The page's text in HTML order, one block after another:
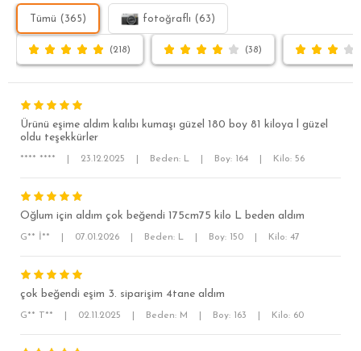
SÜPER SLİM FİT
MODERN SLİM FİT
RELAX FİT
OVERSİZE
Tümü (365) fotoğraflı (63)
(218) (38)
Ürünü eşime aldım kalıbı kumaşı güzel 180 boy 81 kiloya l güzel
oldu teşekkürler
**** **** 23.12.2025 Beden: L Boy: 164 Kilo: 56
Oğlum için aldım çok beğendi 175cm75 kilo L beden aldım
G** İ** 07.01.2026 Beden: L Boy: 150 Kilo: 47
çok beğendi eşim 3. siparişim 4tane aldım
G** T** 02.11.2025 Beden: M Boy: 163 Kilo: 60